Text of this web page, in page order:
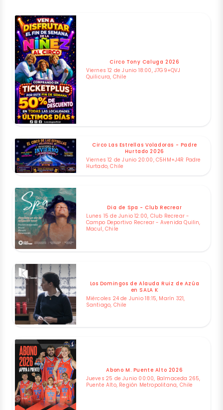
Circo Tony Caluga 2026
Viernes 12 de Junio 18:00, J7G9+QVJ
Quilicura, Chile
Circo Las Estrellas Voladoras - Padre
Hurtado 2026
Viernes 12 de Junio 20:00, C5HM+J4R Padre
Hurtado, Chile
Dia de Spa - Club Recrear
Lunes 15 de Junio 12:00, Club Recrear -
Campo Deportivo Recrear - Avenida Quilin,
Macul, Chile
Los Domingos de Alauda Ruiz de Azúa
en SALA K
Miércoles 24 de Junio 18:15, Marín 321,
Santiago, Chile
Abono M. Puente Alto 2026
Jueves 25 de Junio 00:00, Balmaceda 265,
Puente Alto, Región Metropolitana, Chile